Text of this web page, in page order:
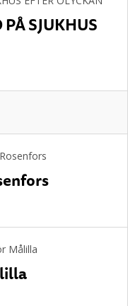
SJUKHUS